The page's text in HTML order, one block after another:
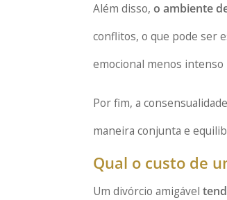
Além disso,o ambiente
conflitos, o que pode ser
emocional menos intenso
Por fim, a
maneira conjunta e
Qual o custo de
Um divórcio amigável